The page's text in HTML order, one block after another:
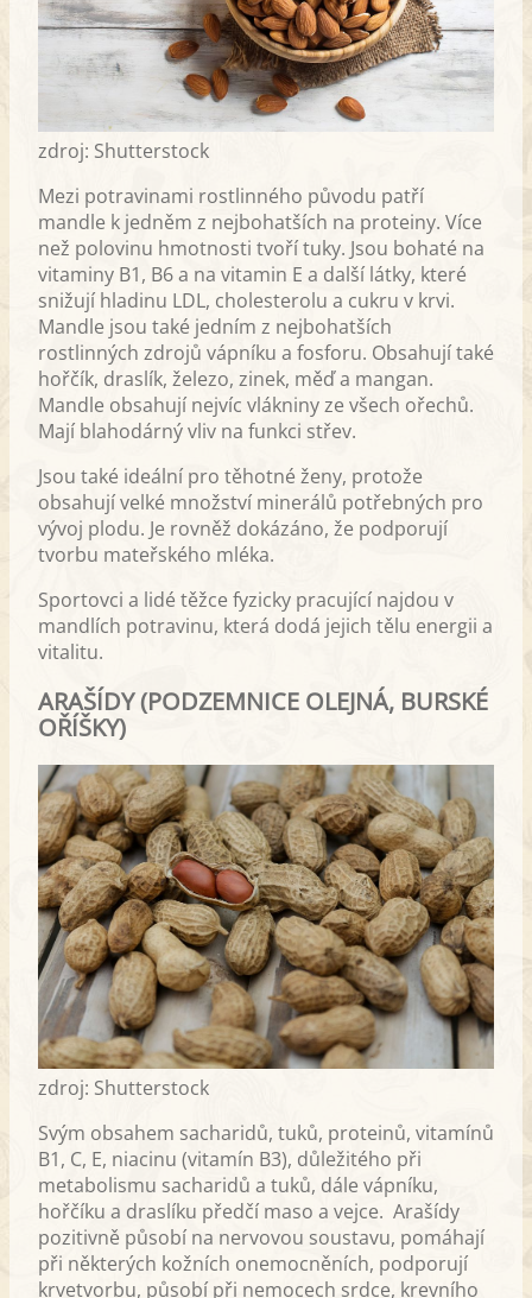
zdroj: Shutterstock
Mezi potravinami rostlinného původu patří
mandle k jedněm z nejbohatších na proteiny. Více
než polovinu hmotnosti tvoří tuky. Jsou bohaté na
vitaminy B1, B6 a na vitamin E a další látky, které
snižují hladinu LDL, cholesterolu a cukru v krvi.
Mandle jsou také jedním z nejbohatších
rostlinných zdrojů vápníku a fosforu. Obsahují také
hořčík, draslík, železo, zinek, měď a mangan.
Mandle obsahují nejvíc vlákniny ze všech ořechů.
Mají blahodárný vliv na funkci střev.
Jsou také ideální pro těhotné ženy, protože
obsahují velké množství minerálů potřebných pro
vývoj plodu. Je rovněž dokázáno, že podporují
tvorbu mateřského mléka.
Sportovci a lidé těžce fyzicky pracující najdou v
mandlích potravinu, která dodá jejich tělu energii a
vitalitu.
ARAŠÍDY (PODZEMNICE OLEJNÁ, BURSKÉ
OŘÍŠKY)
zdroj: Shutterstock
Svým obsahem sacharidů, tuků, proteinů, vitamínů
B1, C, E, niacinu (vitamín B3), důležitého při
metabolismu sacharidů a tuků, dále vápníku,
hořčíku a draslíku předčí maso a vejce. Arašídy
pozitivně působí na nervovou soustavu, pomáhají
při některých kožních onemocněních, podporují
krvetvorbu, působí při nemocech srdce, krevního